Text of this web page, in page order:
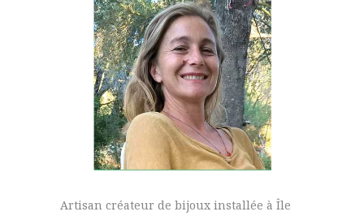
Artisan créateur de bijoux installée à Île